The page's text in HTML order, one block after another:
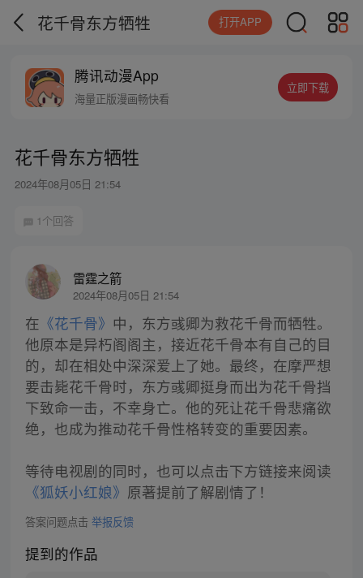
花千骨东方牺牲 打开APP
腾讯动漫App
海量正版漫画畅快看
立即下载
花千骨东方牺牲
2024年08月05日 21:54
1个回答
雷霆之箭
2024年08月05日 21:54
在 《花千骨》 中，东方彧卿为救花千骨而牺牲。
他原本是异朽阁阁主，接近花千骨本有自己的目
的，却在相处中深深爱上了她。最终，在摩严想
要击毙花千骨时，东方彧卿挺身而出为花千骨挡
下致命一击，不幸身亡。他的死让花千骨悲痛欲
绝，也成为推动花千骨性格转变的重要因素。
等待电视剧的同时，也可以点击下方链接来阅读
《狐妖小红娘》 原著提前了解剧情了！
答案问题点击 举报反馈
提到的作品